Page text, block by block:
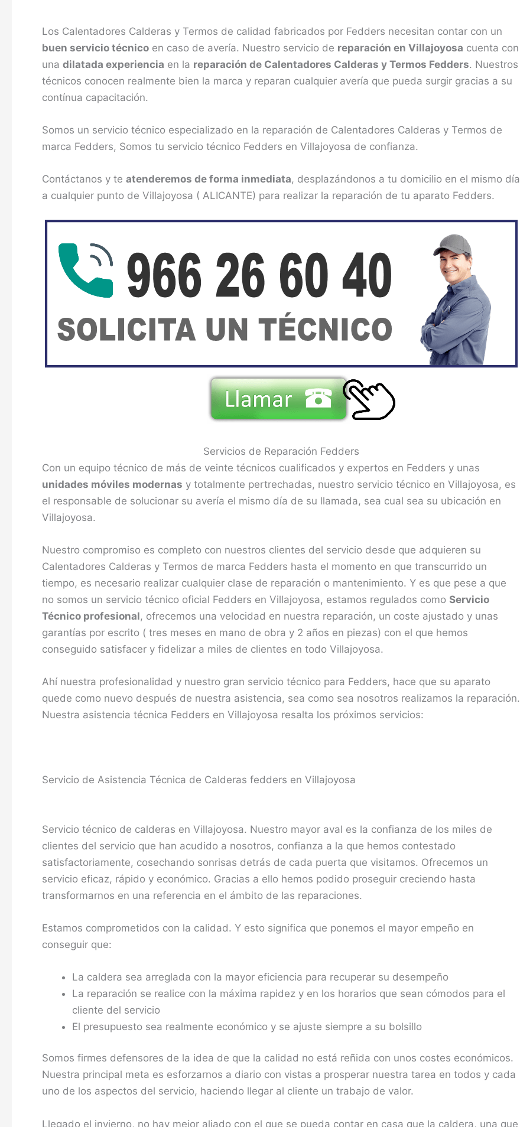
Los Calentadores Calderas y Termos de calidad fabricados por Fedders necesitan contar con un
buen servicio técnico en caso de avería. Nuestro servicio de reparación en Villajoyosa cuenta con
una dilatada experiencia en la reparación de Calentadores Calderas y Termos Fedders. Nuestros
técnicos conocen realmente bien la marca y reparan cualquier avería que pueda surgir gracias a su
contínua capacitación.
Somos un servicio técnico especializado en la reparación de Calentadores Calderas y Termos de
marca Fedders, Somos tu servicio técnico Fedders en Villajoyosa de confianza.
Contáctanos y te atenderemos de forma inmediata, desplazándonos a tu domicilio en el mismo día
a cualquier punto de Villajoyosa ( ALICANTE) para realizar la reparación de tu aparato Fedders.
Servicios de Reparación Fedders
Con un equipo técnico de más de veinte técnicos cualificados y expertos en Fedders y unas
unidades móviles modernas y totalmente pertrechadas, nuestro servicio técnico en Villajoyosa, es
el responsable de solucionar su avería el mismo día de su llamada, sea cual sea su ubicación en
Villajoyosa.
Nuestro compromiso es completo con nuestros clientes del servicio desde que adquieren su
Calentadores Calderas y Termos de marca Fedders hasta el momento en que transcurrido un
tiempo, es necesario realizar cualquier clase de reparación o mantenimiento. Y es que pese a que
no somos un servicio técnico oficial Fedders en Villajoyosa, estamos regulados como Servicio
Técnico profesional, ofrecemos una velocidad en nuestra reparación, un coste ajustado y unas
garantías por escrito ( tres meses en mano de obra y 2 años en piezas) con el que hemos
conseguido satisfacer y fidelizar a miles de clientes en todo Villajoyosa.
Ahí nuestra profesionalidad y nuestro gran servicio técnico para Fedders, hace que su aparato
quede como nuevo después de nuestra asistencia, sea como sea nosotros realizamos la reparación.
Nuestra asistencia técnica Fedders en Villajoyosa resalta los próximos servicios:
Servicio de Asistencia Técnica de Calderas fedders en Villajoyosa
Servicio técnico de calderas en Villajoyosa. Nuestro mayor aval es la confianza de los miles de
clientes del servicio que han acudido a nosotros, confianza a la que hemos contestado
satisfactoriamente, cosechando sonrisas detrás de cada puerta que visitamos. Ofrecemos un
servicio eficaz, rápido y económico. Gracias a ello hemos podido proseguir creciendo hasta
transformarnos en una referencia en el ámbito de las reparaciones.
Estamos comprometidos con la calidad. Y esto significa que ponemos el mayor empeño en
conseguir que:
La caldera sea arreglada con la mayor eficiencia para recuperar su desempeño
La reparación se realice con la máxima rapidez y en los horarios que sean cómodos para el
cliente del servicio
El presupuesto sea realmente económico y se ajuste siempre a su bolsillo
Somos firmes defensores de la idea de que la calidad no está reñida con unos costes económicos.
Nuestra principal meta es esforzarnos a diario con vistas a prosperar nuestra tarea en todos y cada
uno de los aspectos del servicio, haciendo llegar al cliente un trabajo de valor.
Llegado el invierno, no hay mejor aliado con el que se pueda contar en casa que la caldera, una que